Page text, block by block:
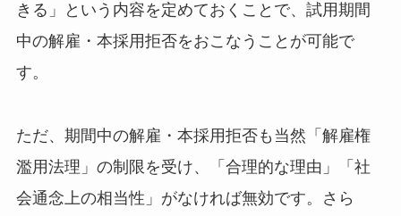
きる」という内容を定めておくことで、試用期間
中の解雇・本採用拒否をおこなうことが可能で
す。
ただ、期間中の解雇・本採用拒否も当然「解雇権
濫用法理」の制限を受け、「合理的な理由」「社
会通念上の相当性」がなければ無効です。さら